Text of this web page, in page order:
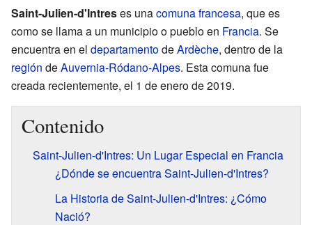
Saint-Julien-d'Intreses unacomuna francesa, que es
como se llama a un municipio o pueblo en Francia. Se
encuentra en el departamentodeArdèche, dentro de la
región deAuvernia-Ródano-Alpes. Esta comuna fue
creada recientemente, el 1 de enero de 2019.
Contenido
Saint-Julien-d'Intres: Un Lugar Especial en Francia
¿Dónde se encuentra Saint-Julien-d'Intres?
La Historia de Saint-Julien-d'Intres: ¿Cómo
Nació?